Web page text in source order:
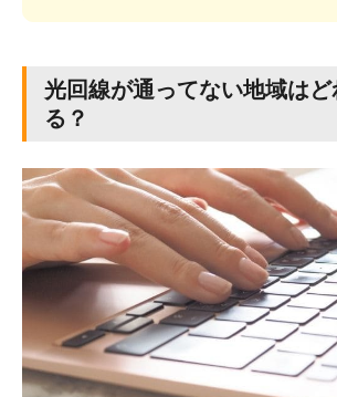
光回線が通ってない地域は
る？